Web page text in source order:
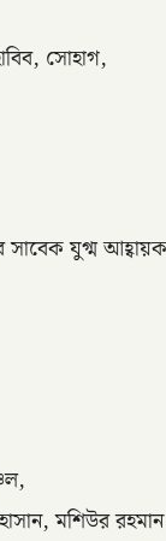
সোহাগ,
সাবেক যুগ্ম
মশিউর